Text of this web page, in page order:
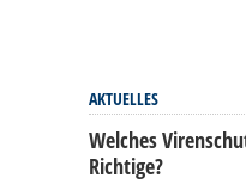
AKTUELLES
Welches
Richtige?